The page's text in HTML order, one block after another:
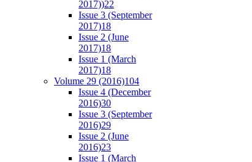
2017))22
Issue 3 (September
2017)18
Issue 2 (June
2017)18
Issue 1 (March
2017)18
Volume 29 (2016)104
Issue 4 (December
2016)30
Issue 3 (September
2016)29
Issue 2 (June
2016)23
Issue 1 (March